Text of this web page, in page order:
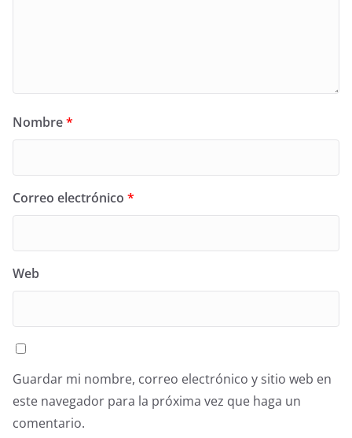
Nombre*
Correo electrónico *
Web
Guardar mi nombre, correo electrónico y sitio web en
este navegador para la próxima vez que haga un
comentario.